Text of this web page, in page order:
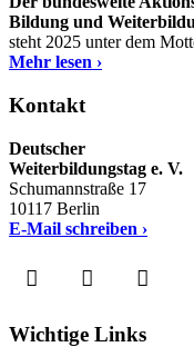
Bildung und
steht 2025 unter dem
Mehr lesen ›
Kontakt
Deutscher
Weiterbildungstag e. V.
Schumannstraße 17
10117 Berlin
E-Mail schreiben ›
Wichtige Links